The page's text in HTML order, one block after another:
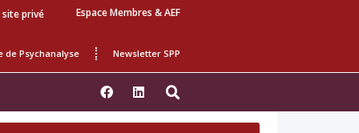
site privé Espace Membres & AEF
de Psychanalyse Newsletter SPP